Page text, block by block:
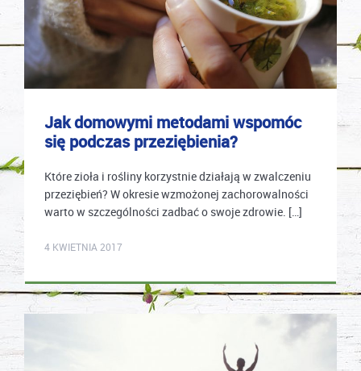
Jak domowymi metodami wspomóc
się podczas przeziębienia?
Które zioła i rośliny korzystnie działają w zwalczeniu
przeziębień? W okresie wzmożonej zachorowalności
warto w szczególności zadbać o swoje zdrowie. […]
4 KWIETNIA 2017